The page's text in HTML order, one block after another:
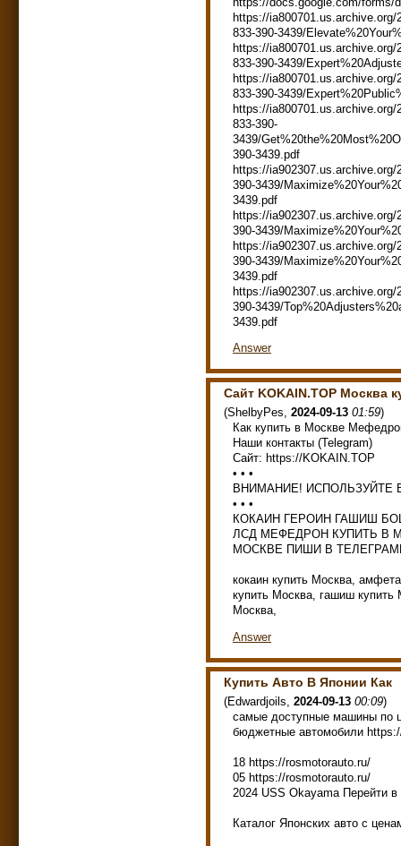
https://
833-390-3439/
https://
833-390-3439/
https://
833-390-3439/
https://
833-390-
3439/
390-3439.pdf
https://
390-3439/
3439.pdf
https://
390-3439/
https://
390-3439/
3439.pdf
https://
390-3439/
3439.pdf
Answer
Сайт KOKAIN.TOP Москва
(ShelbyPes, 2024-09-13 01:59)
Как купить в Москве
Наши контакты (Telegram)
Сайт: https://KOKAIN.TOP
• • •
ВНИМАНИЕ! ИСПОЛЬЗУЙТЕ
• • •
КОКАИН ГЕРОИН ГАШИШ
ЛСД МЕФЕДРОН КУПИТЬ В
МОСКВЕ ПИШИ В
кокаин купить Москва,
купить Москва, гашиш купить
Москва,
Answer
Купить Авто В Японии Как
(Edwardjoils, 2024-09-13 00:09)
самые доступные машины по
бюджетные автомобили
18 https://rosmotorauto.ru/
05 https://rosmotorauto.ru/
2024 USS Okayama Перейти
Каталог Японских авто с